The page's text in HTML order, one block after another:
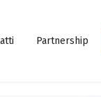
Partnership